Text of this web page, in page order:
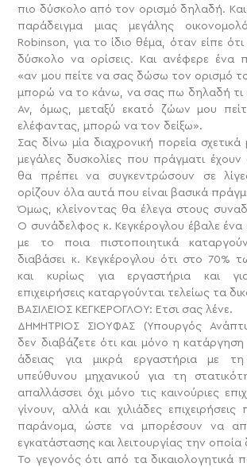
πιο δύσκολο από τον ορισμό δηλαδή.
παράδειγμα μιας μεγάλης
Robinson, για το ίδιο θέμα, όταν είπε
δύσκολο να ορίσεις. Και ανέφερε ένα
«αν μου πείτε να σας δώσω τον ορισμό
μπορώ να το κάνω, να σας πω δηλαδή τι
Αν, όμως, μεταξύ εκατό ζώων μου
ελέφαντας, μπορώ να τον δείξω».
Σας δίνω μία διαχρονική πορεία σχετικά
μεγάλες δυσκολίες που πράγματι έχουν
θα πρέπει να συγκεντρώσουν σε
ορίζουν όλα αυτά που είναι βασικά
Όμως, κλείνοντας θα έλεγα στους
Ο συνάδελφος κ. Κεγκέρογλου έβαλε ένα
με το ποια πιστοποιητικά
διαβάσει κ. Κεγκέρογλου ότι στο 70%
και κυρίως για εργαστήρια και
επιχειρήσεις καταργούνται τελείως τα
ΒΑΣΙΛΕΙΟΣ ΚΕΓΚΕΡΟΓΛΟΥ: Έτσι σας λένε.
ΔΗΜΗΤΡΙΟΣ ΣΙΟΥΦΑΣ (Υπουργός
δεν διαβάζετε ότι και μόνο η κατάργηση
άδειας για μικρά εργαστήρια με
υπεύθυνου μηχανικού για τη
απαλλάσσει όχι μόνο τις καινούριες
γίνουν, αλλά και χιλιάδες επιχειρήσεις
παράνομα, ώστε να μπορέσουν να
εγκατάστασης και λειτουργίας την οποία
Το γεγονός ότι από τα δικαιολογητικά